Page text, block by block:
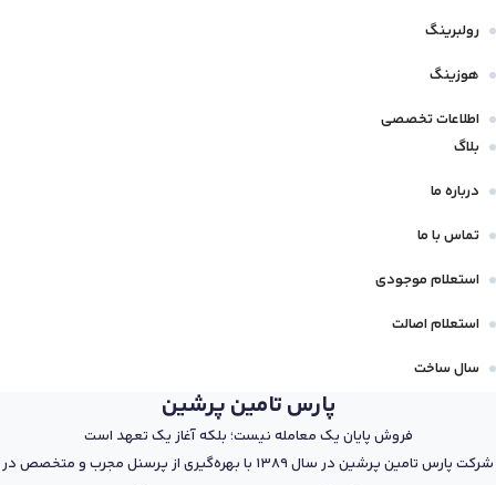
رولبرینگ
هوزینگ
اطلاعات تخصصی
بلاگ
درباره ما
تماس با ما
استعلام موجودی
استعلام اصالت
سال ساخت
پارس تامین پرشین
فروش پایان یک معامله نیست؛ بلکه آغاز یک تعهد است
شرکت پارس تامین پرشین در سال 1389 با بهره‌گیری از پرسنل مجرب و متخصص در